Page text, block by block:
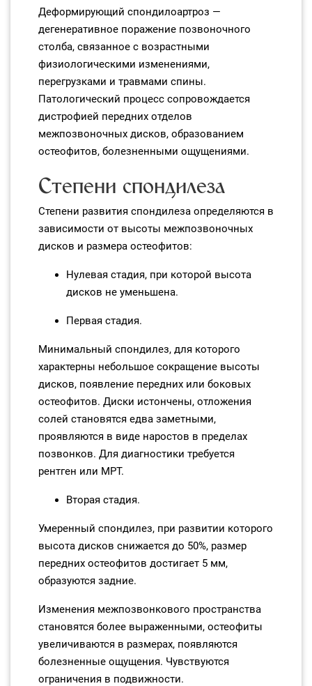
Деформирующий спондилоартроз —
дегенеративное поражение позвоночного
столба, связанное с возрастными
физиологическими изменениями,
перегрузками и травмами спины.
Патологический процесс сопровождается
дистрофией передних отделов
межпозвоночных дисков, образованием
остеофитов, болезненными ощущениями.
Степени спондилеза
Степени развития спондилеза определяются в
зависимости от высоты межпозвоночных
дисков и размера остеофитов:
Нулевая стадия, при которой высота
дисков не уменьшена.
Первая стадия.
Минимальный спондилез, для которого
характерны небольшое сокращение высоты
дисков, появление передних или боковых
остеофитов. Диски истончены, отложения
солей становятся едва заметными,
проявляются в виде наростов в пределах
позвонков. Для диагностики требуется
рентген или МРТ.
Вторая стадия.
Умеренный спондилез, при развитии которого
высота дисков снижается до 50%, размер
передних остеофитов достигает 5 мм,
образуются задние.
Изменения межпозвонкового пространства
становятся более выраженными, остеофиты
увеличиваются в размерах, появляются
болезненные ощущения. Чувствуются
ограничения в подвижности.